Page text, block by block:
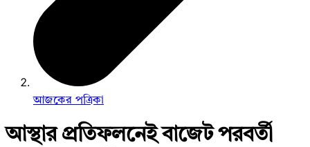
আজকের পত্রিকা
আস্থার প্রতিফলনেই বাজেট পরবর্তী